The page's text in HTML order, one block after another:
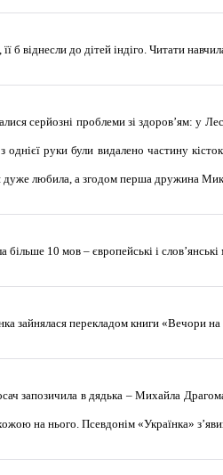
б віднесли до дітей індіго. Читати
серйозні проблеми зі здоров’ям: у
однієї руки були видалено частину
дуже любила, а згодом перша дружина
більше 10 мов – європейські і
зайнялася перекладом книги «Вечори
запозичила в дядька – Михайла
на нього. Псевдонім «Українка»